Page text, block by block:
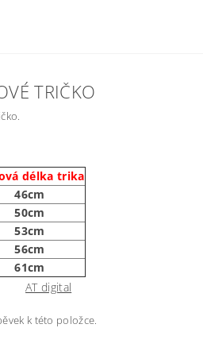
TRIČKO
délka trika
46cm
50cm
53cm
56cm
61cm
AT digital
k této položce.